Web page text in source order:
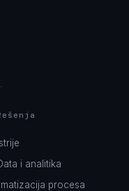
i analitika
procesa